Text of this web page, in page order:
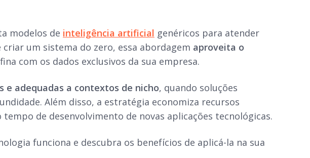
modelos de inteligência artificial genéricos para atender
criar um sistema do zero, essa abordagem aproveita o
com os dados exclusivos da sua empresa.
e adequadas a contextos de nicho, quando soluções
Além disso, a estratégia economiza recursos
de desenvolvimento de novas aplicações tecnológicas.
funciona e descubra os benefícios de aplicá-la na sua